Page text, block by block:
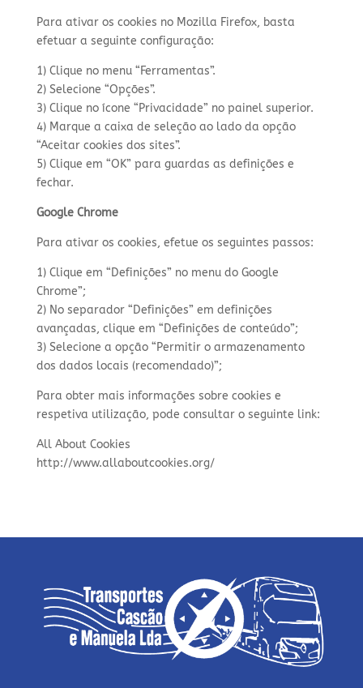
Para ativar os cookies no Mozilla Firefox, basta
efetuar a seguinte configuração:
1) Clique no menu “Ferramentas”.
2) Selecione “Opções”.
3) Clique no ícone “Privacidade” no painel superior.
4) Marque a caixa de seleção ao lado da opção
“Aceitar cookies dos sites”.
5) Clique em “OK” para guardas as definições e
fechar.
Google Chrome
Para ativar os cookies, efetue os seguintes passos:
1) Clique em “Definições” no menu do Google
Chrome”;
2) No separador “Definições” em definições
avançadas, clique em “Definições de conteúdo”;
3) Selecione a opção “Permitir o armazenamento
dos dados locais (recomendado)”;
Para obter mais informações sobre cookies e
respetiva utilização, pode consultar o seguinte link:
All About Cookies
http://www.allaboutcookies.org/